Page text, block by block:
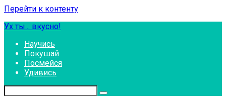
Перейти к контенту
Ух ты... вкусно!
Научись
Покушай
Посмейся
Удивись